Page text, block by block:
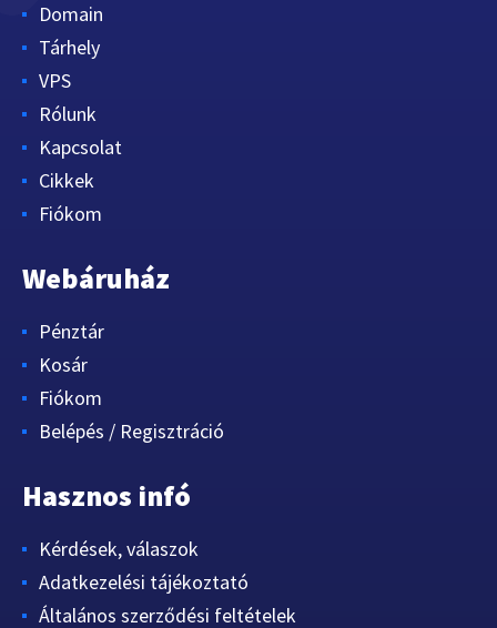
Domain
Tárhely
VPS
Rólunk
Kapcsolat
Cikkek
Fiókom
Webáruház
Pénztár
Kosár
Fiókom
Belépés / Regisztráció
Hasznos infó
Kérdések, válaszok
Adatkezelési tájékoztató
Általános szerződési feltételek